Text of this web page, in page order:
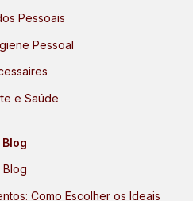
Pessoais
Pessoal
e Saúde
Blog
Blog
Como Escolher os Ideais